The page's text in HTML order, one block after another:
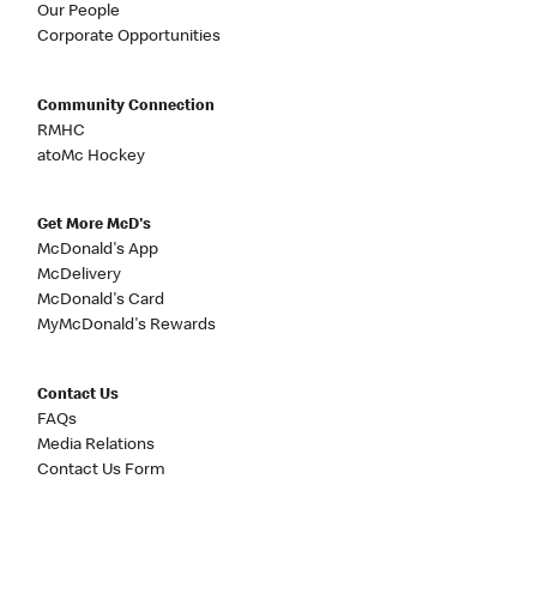
Our People
Corporate Opportunities
Community Connection
RMHC
atoMc Hockey
Get More McD's
McDonald's App
McDelivery
McDonald's Card
MyMcDonald's Rewards
Contact Us
FAQs
Media Relations
Contact Us Form